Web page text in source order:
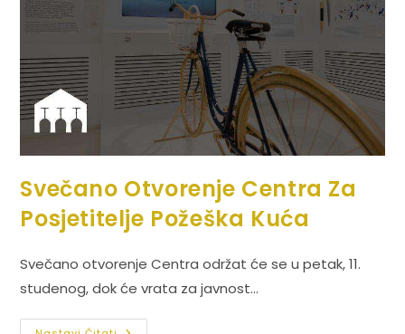
Svečano Otvorenje Centra Za
Posjetitelje Požeška Kuća
Svečano otvorenje Centra održat će se u petak, 11.
studenog, dok će vrata za javnost…